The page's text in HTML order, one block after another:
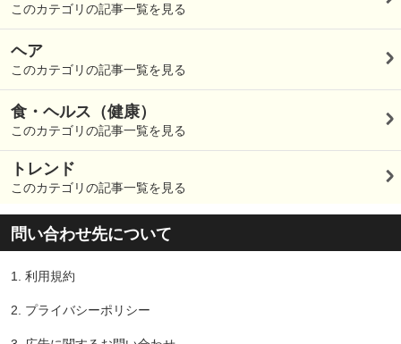
このカテゴリの記事一覧を見る
ヘア
このカテゴリの記事一覧を見る
食・ヘルス（健康）
このカテゴリの記事一覧を見る
トレンド
このカテゴリの記事一覧を見る
問い合わせ先について
1. 利用規約
2. プライバシーポリシー